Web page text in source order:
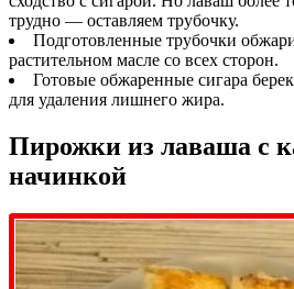
трудно — оставляем трубочку.
Подготовленные трубочки
растительном масле со всех сторон.
Готовые обжаренные сигара
для удаления лишнего жира.
Пирожки из лаваша с
начинкой